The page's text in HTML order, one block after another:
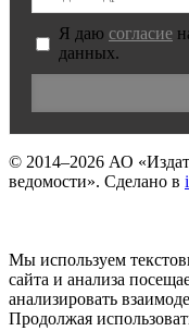
Я даю согласие
данных.
© 2014–2026 АО
ведомости». Сделано в
Мы используем
сайта и анализа
анализировать
Продолжая